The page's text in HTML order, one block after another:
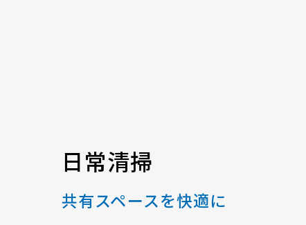
日常清掃
共有スペースを快適に